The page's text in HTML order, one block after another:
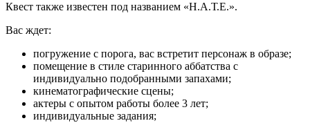
Квест также известен под названием «Н.А.Т.Е.».
Вас ждет:
погружение с порога, вас встретит персонаж в образе;
помещение в стиле старинного аббатства с
индивидуально подобранными запахами;
кинематографические сцены;
актеры с опытом работы более 3 лет;
индивидуальные задания;